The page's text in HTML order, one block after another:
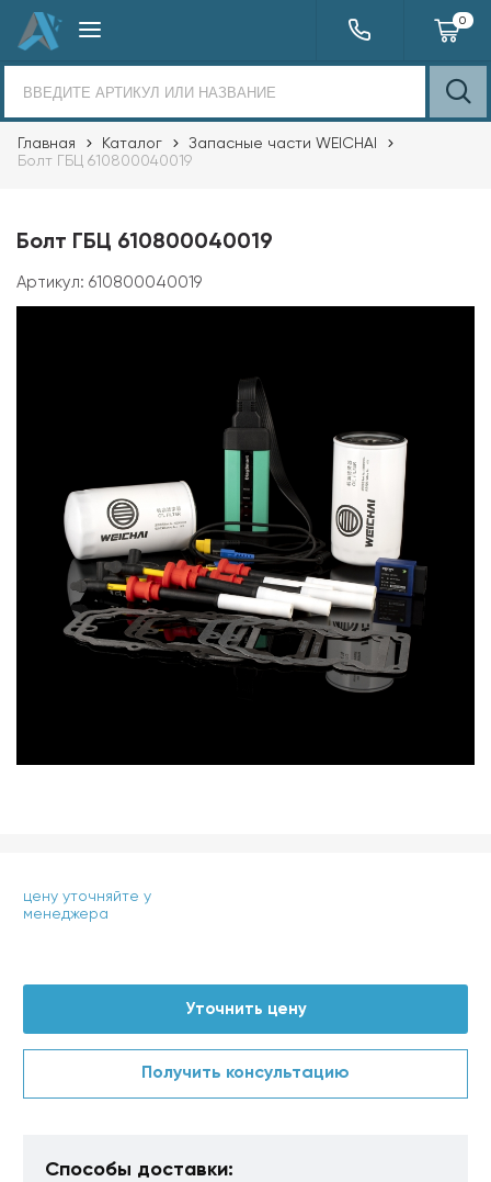
0
Главная Каталог
Запасные части WEICHAI
Болт ГБЦ 610800040019
Болт ГБЦ 610800040019
Артикул: 610800040019
цену уточняйте у
менеджера
Уточнить цену
Получить консультацию
Способы доставки: